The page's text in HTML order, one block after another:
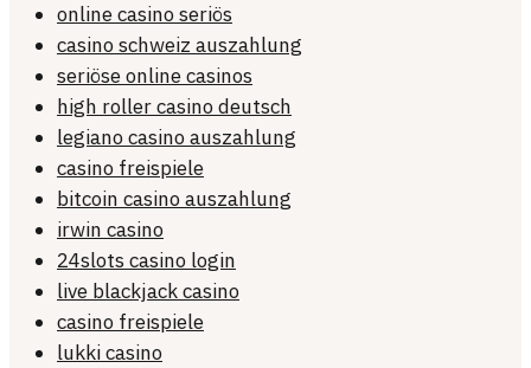
online casino seriös
casino schweiz auszahlung
seriöse online casinos
high roller casino deutsch
legiano casino auszahlung
casino freispiele
bitcoin casino auszahlung
irwin casino
24slots casino login
live blackjack casino
casino freispiele
lukki casino